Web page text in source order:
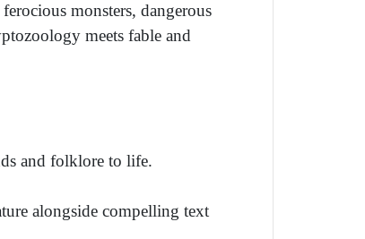
monsters, dangerous
meets fable and
and folklore to life.
alongside compelling text